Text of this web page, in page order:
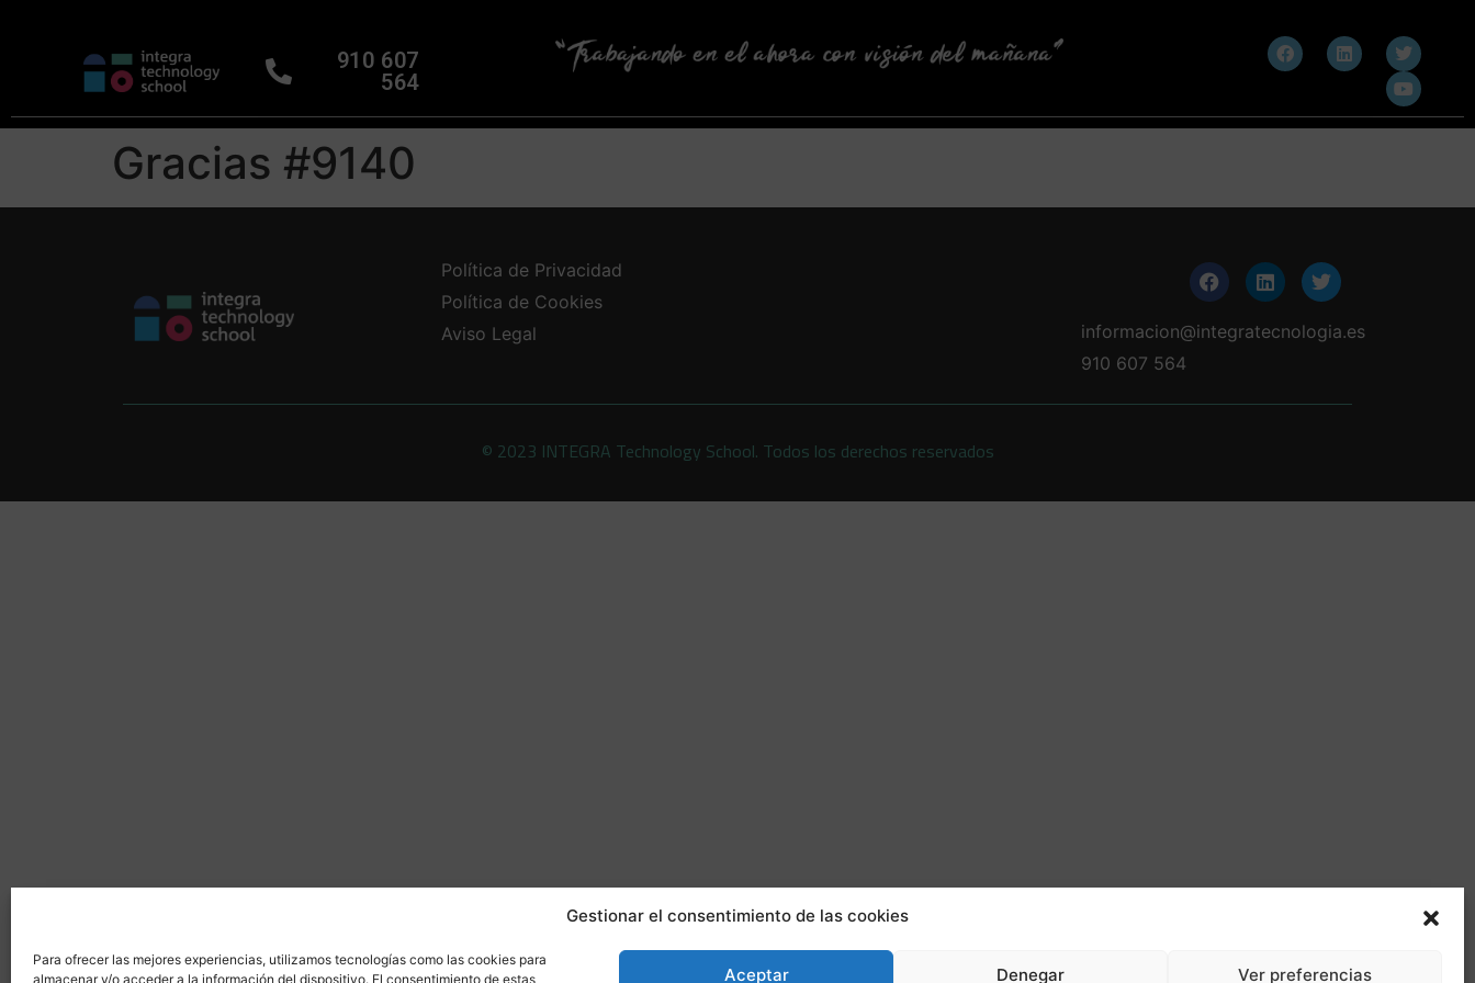
Gestionar el consentimiento de las cookies
Para ofrecer las mejores experiencias, utilizamos tecnologías como las cookies para
almacenar y/o acceder a la información del dispositivo. El consentimiento de estas
Aceptar Denegar Ver preferencias
910 607
564
Gracias #9140
Política de Privacidad
Política de Cookies
Aviso Legal
informacion@integratecnologia.es
910 607 564
© 2023 INTEGRA Technology School. Todos los derechos reservados